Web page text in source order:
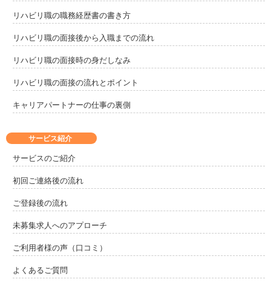
サービス紹介
サービスのご紹介
初回ご連絡後の流れ
ご登録後の流れ
未募集求人へのアプローチ
ご利用者様の声（口コミ）
よくあるご質問
リハビリ職の職務経歴書の書き方
リハビリ職の面接後から入職までの流れ
リハビリ職の面接時の身だしなみ
リハビリ職の面接の流れとポイント
キャリアパートナーの仕事の裏側